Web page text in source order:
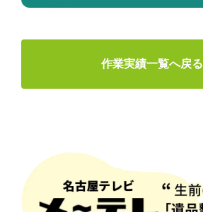
作業実績一覧へ戻る